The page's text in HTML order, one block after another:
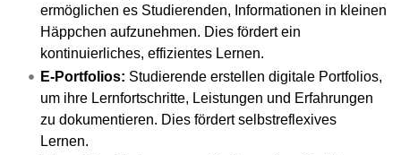
ermöglichen es Studierenden, Informationen in kleinen
Häppchen aufzunehmen. Dies fördert ein
kontinuierliches, effizientes Lernen.
E-Portfolios: Studierende erstellen digitale Portfolios,
um ihre Lernfortschritte, Leistungen und Erfahrungen
zu dokumentieren. Dies fördert selbstreflexives
Lernen.